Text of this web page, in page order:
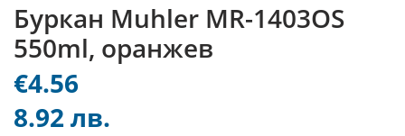
Буркан Muhler MR-1403OS
550ml, оранжев
€4.56
8.92 лв.